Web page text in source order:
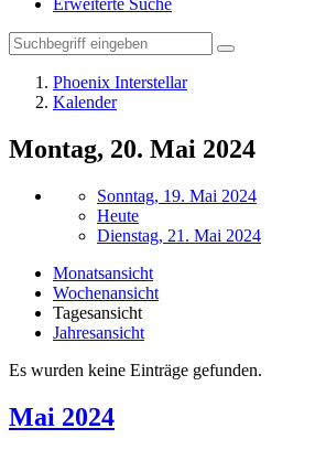
Erweiterte Suche
Phoenix Interstellar
Kalender
Montag, 20. Mai 2024
Sonntag, 19. Mai 2024
Heute
Dienstag, 21. Mai 2024
Monatsansicht
Wochenansicht
Tagesansicht
Jahresansicht
Es wurden keine Einträge gefunden.
Mai 2024